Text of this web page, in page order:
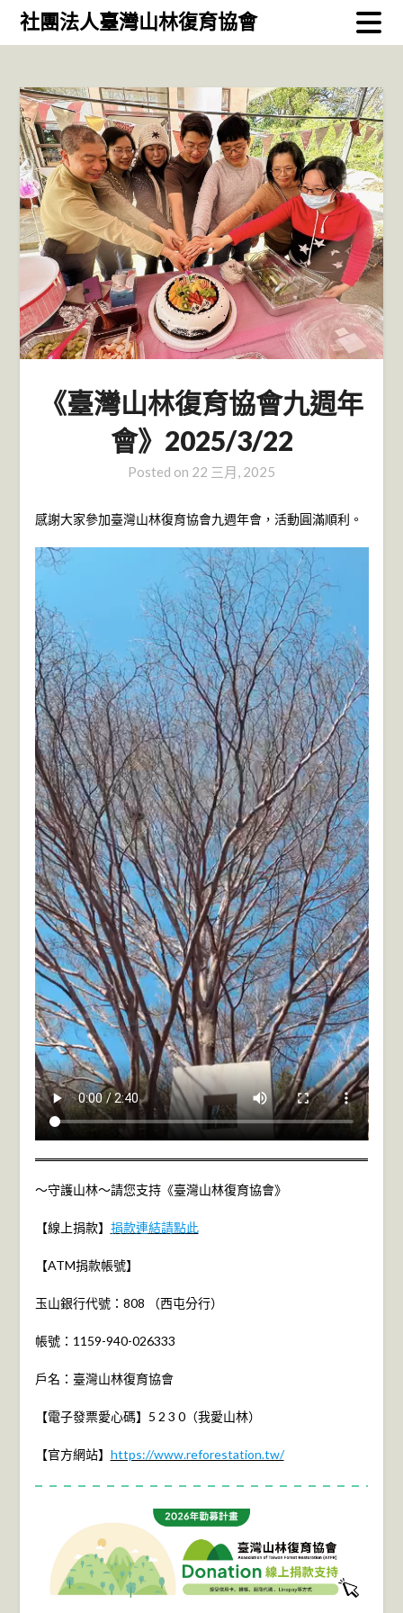
Skip社團法人臺灣山林復育協會
《臺灣山林復育協會九週年
會》2025/3/22
Posted on 22 三月, 2025
感謝大家參加臺灣山林復育協會九週年會，活動圓滿順利。
～守護山林～請您支持《臺灣山林復育協會》
【線上捐款】 捐款連結請點此
【ATM捐款帳號】
玉山銀行代號：808 （西屯分行）
帳號：1159-940-026333
戶名：臺灣山林復育協會
【電子發票愛心碼】5 2 3 0（我愛山林）
【官方網站】 https://www.reforestation.tw/